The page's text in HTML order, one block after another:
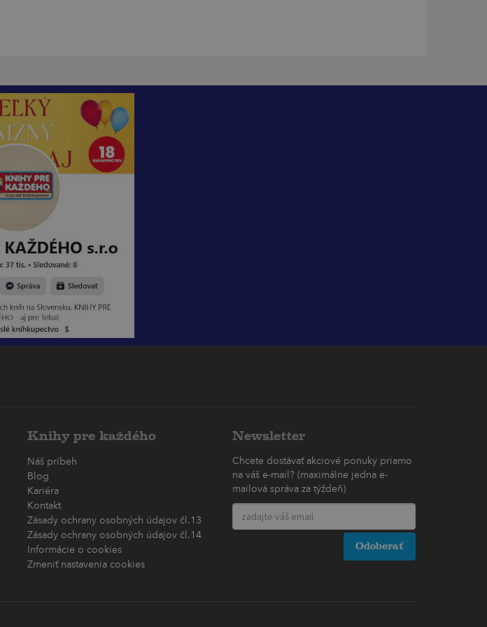
Knihy pre každého
Náš príbeh
Blog
Kariéra
Kontakt
Zásady ochrany osobných údajov čl.13
Zásady ochrany osobných údajov čl.14
Informácie o cookies
Zmeniť nastavenia cookies
Newsletter
Chcete dostávať akciové ponuky priamo
na váš e-mail? (maximálne jedna e-
mailová správa za týždeň)
Odoberať